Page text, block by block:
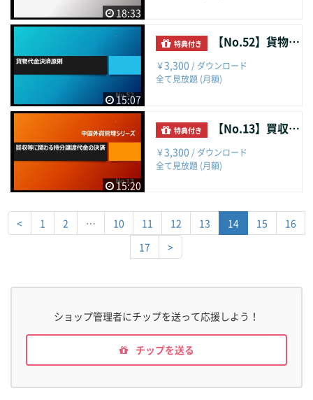
18:33
15:07
特典付き 【No.52】貨物代金決済原則
￥3,300 / ダウンロード
全て見放題 (月額)
15:20
特典付き 【No.13】買収等に関わる持分譲渡代金の決済
￥3,300 / ダウンロード
全て見放題 (月額)
< 1 2 … 10 11 12 13 14 15
16
17
>
ショップ管理者にチップを送って応援しよう！
チップを送る